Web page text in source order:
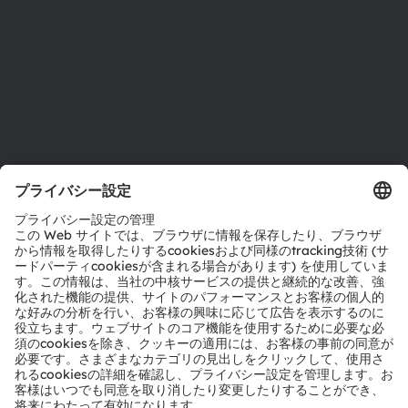
お問い合わせ
テクニカルサポート
パートナーネットワーク
通報
© 2026 ams-OSRAM AG. All rights reserved.